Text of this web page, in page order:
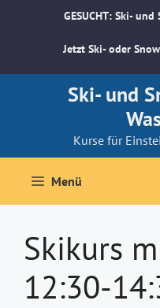
GESUCHT: Ski-
Jetzt Ski- oder
Ski- und
Kurse für
Menü
Skikurs
12:30-